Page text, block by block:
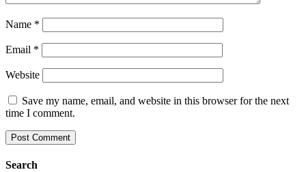
Name *
Email *
Website
Save my name, email, and website in this browser for the next
time I comment.
Search